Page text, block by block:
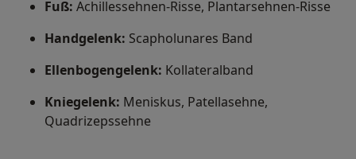
Fuß: Achillessehnen-Risse, Plantarsehnen-Risse
Handgelenk: Scapholunares Band
Ellenbogengelenk: Kollateralband
Kniegelenk: Meniskus, Patellasehne,
Quadrizepssehne